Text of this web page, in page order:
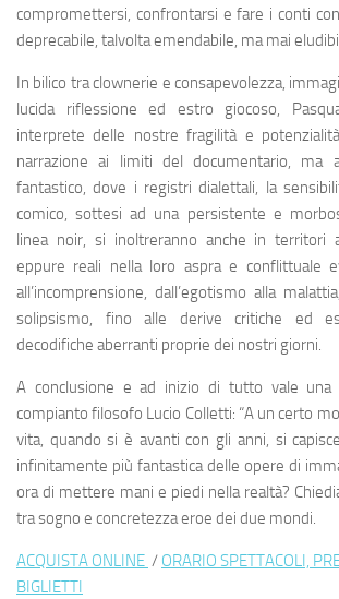
compromettersi, confrontarsi e fare i conti
deprecabile, talvolta emendabile, ma mai
In bilico tra clownerie e consapevolezza,
lucida riflessione ed estro giocoso,
interprete delle nostre fragilità e
narrazione ai limiti del documentario, ma
fantastico, dove i registri dialettali, la
comico, sottesi ad una persistente e
linea noir, si inoltreranno anche in territori
eppure reali nella loro aspra e conflittuale
all’incomprensione, dall’egotismo alla
solipsismo, fino alle derive critiche ed
decodifiche aberranti proprie dei nostri giorni.
A conclusione e ad inizio di tutto vale una
compianto filosofo Lucio Colletti: “A un certo
vita, quando si è avanti con gli anni, si
infinitamente più fantastica delle opere di
ora di mettere mani e piedi nella realtà?
tra sogno e concretezza eroe dei due mondi.
ACQUISTA ONLINE / ORARIO SPETTACOLI,
BIGLIETTI